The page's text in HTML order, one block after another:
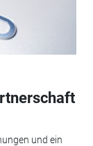
und ein